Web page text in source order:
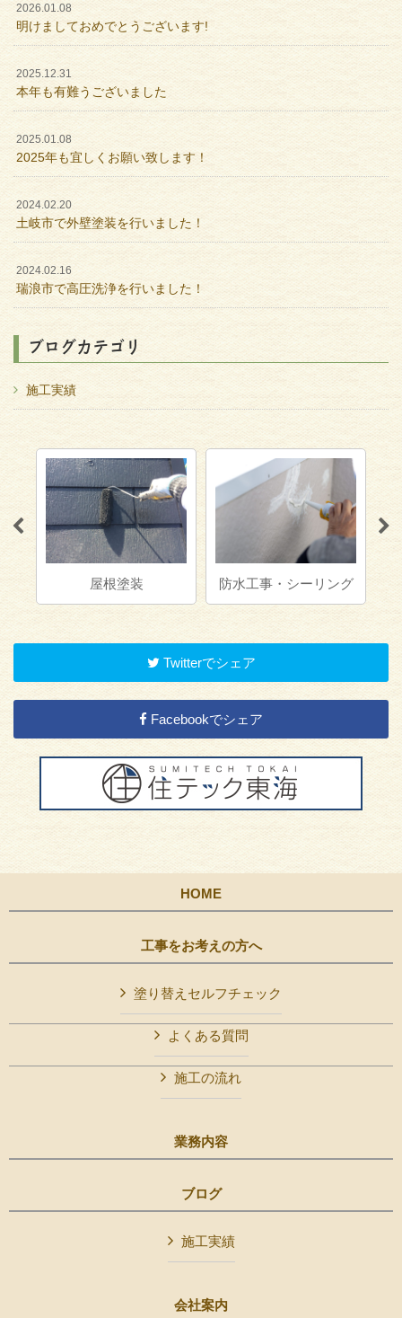
2026.01.08
明けましておめでとうございます!
2025.12.31
本年も有難うございました
2025.01.08
2025年も宜しくお願い致します！
2024.02.20
土岐市で外壁塗装を行いました！
2024.02.16
瑞浪市で高圧洗浄を行いました！
ブログカテゴリ
施工実績
屋根塗装 防水工事・シーリング
Twitterでシェア
Facebookでシェア
HOME
工事をお考えの方へ
塗り替えセルフチェック
よくある質問
施工の流れ
業務内容
ブログ
施工実績
会社案内